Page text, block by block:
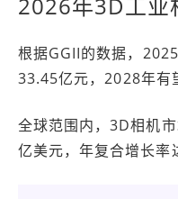
根据GGII的数据，
33.45亿元，2028年有
全球范围内，3D相机
亿美元，年复合增长率